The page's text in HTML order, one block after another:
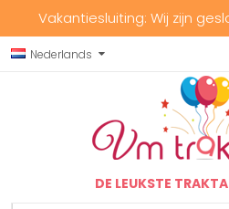
Vakantiesluiting: Wij zijn
Nederlands
DE LEUKSTE